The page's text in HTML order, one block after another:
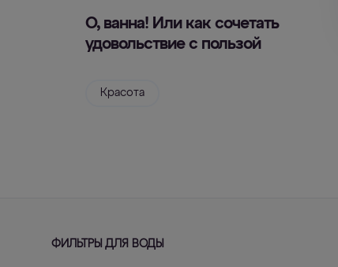
О, ванна! Или как сочетать
удовольствие с пользой
Красота
ФИЛЬТРЫ ДЛЯ ВОДЫ